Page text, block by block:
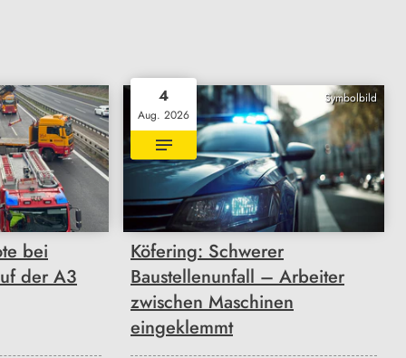
bei
der A3
Symbolbild
4
Aug. 2026
Köfering: Schwerer
Baustellenunfall – Arbeiter
zwischen Maschinen
eingeklemmt